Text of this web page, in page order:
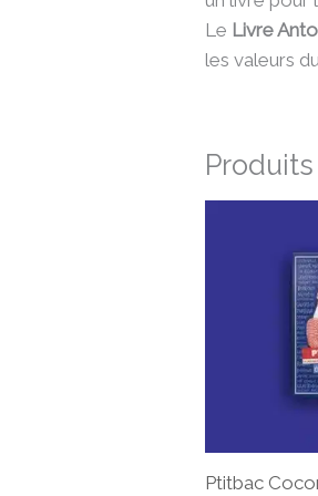
Le Livre
les valeurs
Ptitbac